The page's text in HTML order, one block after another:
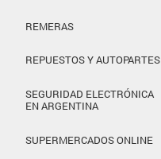
REMERAS
REPUESTOS Y AUTOPARTES
SEGURIDAD ELECTRÓNICA
EN ARGENTINA
SUPERMERCADOS ONLINE